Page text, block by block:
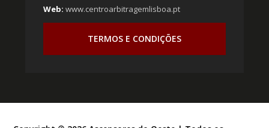
Web: www.centroarbitragemlisboa.pt
TERMOS E CONDIÇÕES